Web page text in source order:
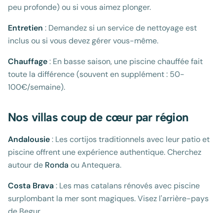
peu profonde) ou si vous aimez plonger.
Entretien : Demandez si un service de nettoyage est
inclus ou si vous devez gérer vous-même.
Chauffage: En basse saison, une piscine chauffée fait
toute la différence (souvent en supplément : 50-
100€/semaine).
Nos villas coup de cœur par région
Andalousie: Les cortijos traditionnels avec leur patio et
piscine offrent une expérience authentique. Cherchez
autour de Ronda ou Antequera.
Costa Brava: Les mas catalans rénovés avec piscine
surplombant la mer sont magiques. Visez l'arrière-pays